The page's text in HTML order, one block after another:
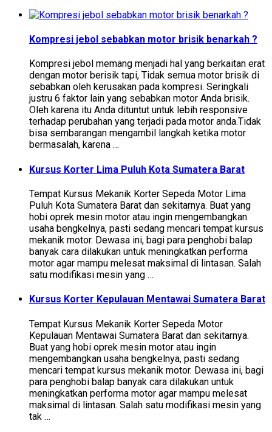
Kompresi jebol sebabkan motor brisik benarkah ?
Kompresi jebol memang menjadi hal yang berkaitan erat
dengan motor berisik tapi, Tidak semua motor brisik di
sebabkan oleh kerusakan pada kompresi. Seringkali
justru 6 faktor lain yang sebabkan motor Anda brisik.
Oleh karena itu Anda dituntut untuk lebih responsive
terhadap perubahan yang terjadi pada motor anda.Tidak
bisa sembarangan mengambil langkah ketika motor
bermasalah, karena …
Kursus Korter Lima Puluh Kota Sumatera Barat
Tempat Kursus Mekanik Korter Sepeda Motor Lima
Puluh Kota Sumatera Barat dan sekitarnya. Buat yang
hobi oprek mesin motor atau ingin mengembangkan
usaha bengkelnya, pasti sedang mencari tempat kursus
mekanik motor. Dewasa ini, bagi para penghobi balap
banyak cara dilakukan untuk meningkatkan performa
motor agar mampu melesat maksimal di lintasan. Salah
satu modifikasi mesin yang …
Kursus Korter Kepulauan Mentawai Sumatera Barat
Tempat Kursus Mekanik Korter Sepeda Motor
Kepulauan Mentawai Sumatera Barat dan sekitarnya.
Buat yang hobi oprek mesin motor atau ingin
mengembangkan usaha bengkelnya, pasti sedang
mencari tempat kursus mekanik motor. Dewasa ini, bagi
para penghobi balap banyak cara dilakukan untuk
meningkatkan performa motor agar mampu melesat
maksimal di lintasan. Salah satu modifikasi mesin yang
tak …